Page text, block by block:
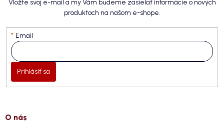
Vložte svoj e-mail a my Vám budeme zasielať informácie o nových
produktoch na našom e-shope.
Email
Prihlásiť sa
O nás